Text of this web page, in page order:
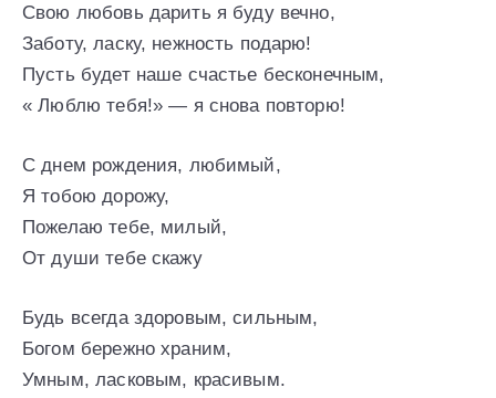
Свою любовь дарить я буду вечно,
Заботу, ласку, нежность подарю!
Пусть будет наше счастье бесконечным,
« Люблю тебя!» — я снова повторю!
С днем рождения, любимый,
Я тобою дорожу,
Пожелаю тебе, милый,
От души тебе скажу
Будь всегда здоровым, сильным,
Богом бережно храним,
Умным, ласковым, красивым.